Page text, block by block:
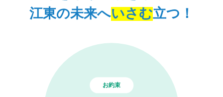
江東の未来へいさむ立つ！
お約束